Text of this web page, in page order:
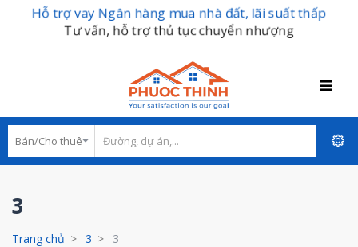
Hỗ trợ vay Ngân hàng mua nhà đất, lãi suất thấp
Tư vấn, hỗ trợ thủ tục chuyển nhượng
3
Trang chủ 3 3